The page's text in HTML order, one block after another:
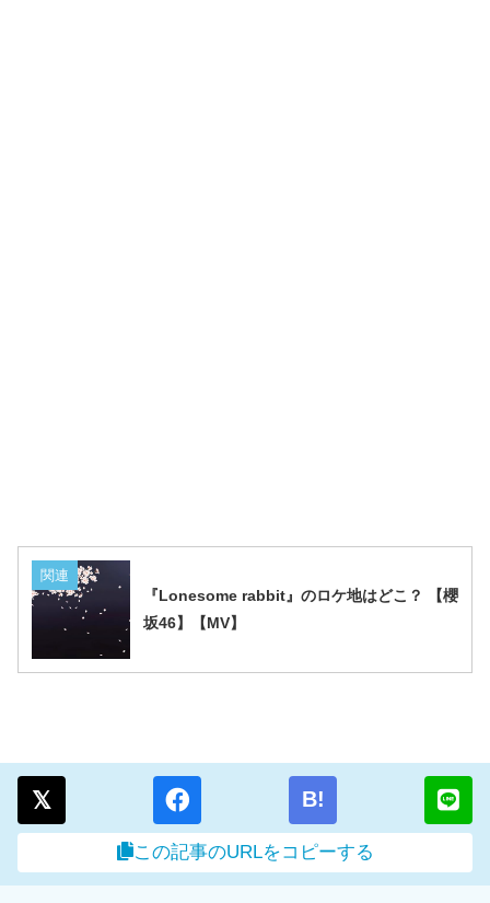
関連
『Lonesome rabbit』のロケ地はどこ？ 【櫻
坂46】【MV】
B!
この記事のURLをコピーする